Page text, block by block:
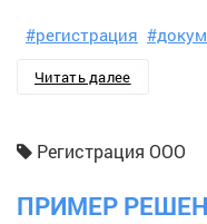
#регистрация
Читать далее
Регистрация ООО
ПРИМЕР